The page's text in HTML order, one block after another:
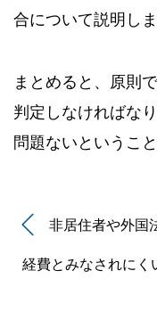
合について説明しま
まとめると、原則
判定しなければな
問題ないというこ
非居住者や外国
経費とみなされに